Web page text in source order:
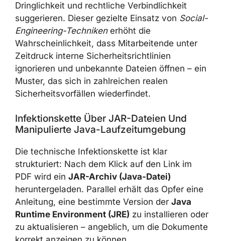
aussehen, jedoch versteckte Download-Links
zu Schadsoftware enthalten.
Die E-Mails sind so formuliert, dass sie
Dringlichkeit und rechtliche Verbindlichkeit
suggerieren. Dieser gezielte Einsatz von
Social-Engineering-Technikenerhöht die
Wahrscheinlichkeit, dass Mitarbeitende unter
ignorieren und unbekannte Dateien öffnen –
ein Muster, das sich in zahlreichen realen
Infektionskette Über JAR-Dateien Und
Manipulierte Java-Laufzeitumgebung
Die technische Infektionskette ist klar
strukturiert: Nach dem Klick auf den Link im
PDF wird einJAR-Archiv (Java-Datei)